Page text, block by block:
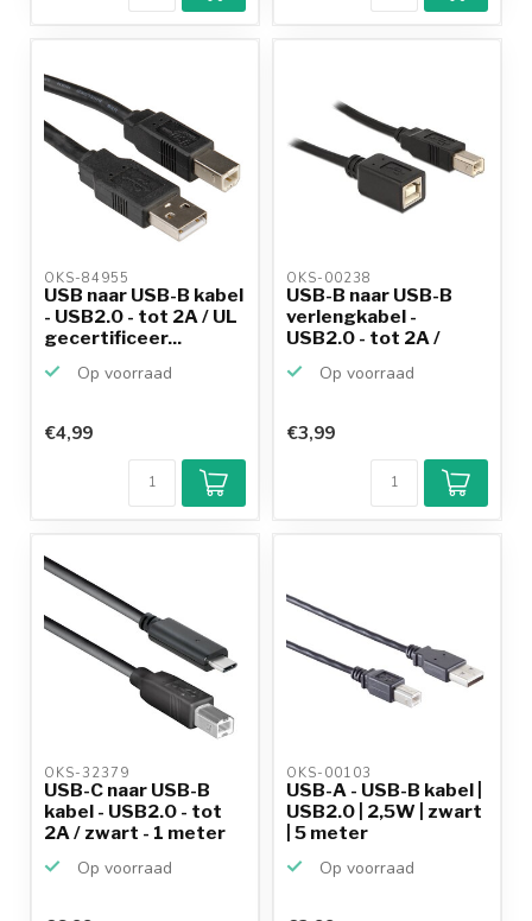
OKS-84955
USB naar USB-B kabel
- USB2.0 - tot 2A / UL
gecertificeer...
Op voorraad
€4,99
OKS-00238
USB-B naar USB-B
verlengkabel -
USB2.0 - tot 2A /
Op voorraad
9,2/10
Achteraf
betalen mogelijk
€3,99
OKS-32379
USB-C naar USB-B
kabel - USB2.0 - tot
2A / zwart - 1 meter
Op voorraad
OKS-00103
USB-A - USB-B kabel |
USB2.0 | 2,5W | zwart
| 5 meter
Op voorraad